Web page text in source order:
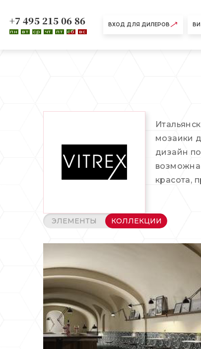
ВХОД ДЛЯ ДИЛЕРОВ
+7 495 215 06 86
пн вт ср чт пт сб вс
мозаики
дизайн
возможна
красота,
ЭЛЕМЕНТЫ КОЛЛЕКЦИИ